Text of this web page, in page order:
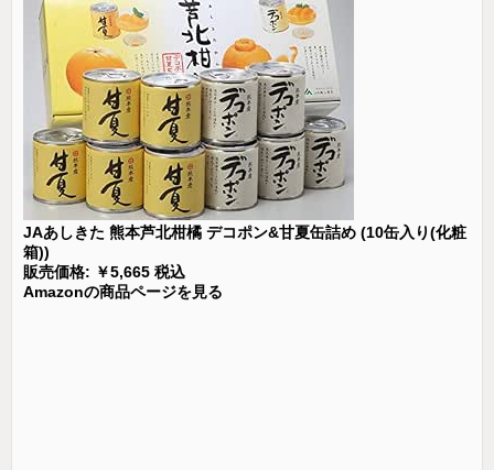
JAあしきた 熊本芦北柑橘 デコポン&甘夏缶詰め (10缶入り(化粧
箱))
販売価格: ￥5,665 税込
Amazonの商品ページを見る